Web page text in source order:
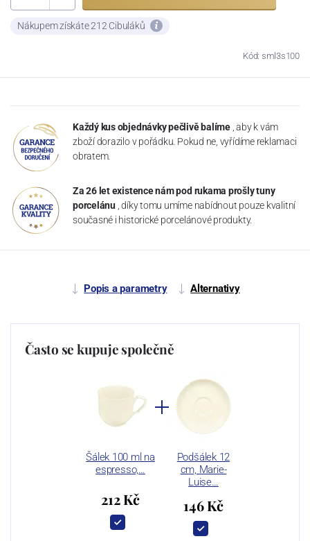
Nákupem získáte 212 Cibuláků
Kód: sml3s100
Každý kus objednávky pečlivě balíme , aby k vám
zboží dorazilo v pořádku. Pokud ne, vyřídíme reklamaci
obratem.
Za 26 let existence nám pod rukama prošly tuny
porcelánu , díky tomu umíme nabídnout pouze kvalitní
současné i historické porcelánové produkty.
Popis a parametry Alternativy
Často se kupuje společně
Šálek 100 ml na
espresso,…
212 Kč
Podšálek 12
cm, Marie-
Luise…
146 Kč